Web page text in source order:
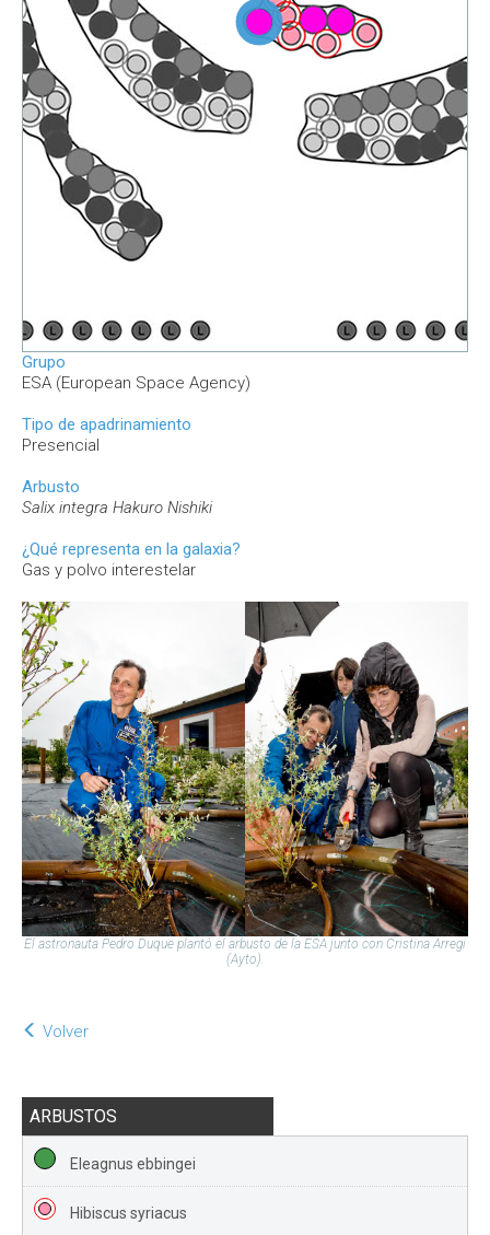
Grupo
ESA (European Space Agency)
Tipo de apadrinamiento
Presencial
Arbusto
Salix integra Hakuro Nishiki
¿Qué representa en la galaxia?
Gas y polvo interestelar
El astronauta Pedro Duque plantó el arbusto de la ESA junto con Cristina Arregi
(Ayto).
Volver
ARBUSTOS
Eleagnus ebbingei
Hibiscus syriacus